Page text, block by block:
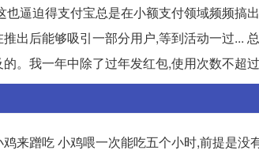
逼迫得支付宝总是在小额支付领域频频搞
出后能够吸引一部分用户,等到活动一过...
。我一年中除了过年发红包,使用次数不超
来蹭吃 小鸡喂一次能吃五个小时,前提是没